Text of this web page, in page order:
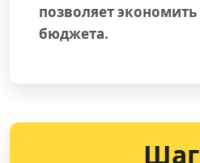
позволяет
бюджета.